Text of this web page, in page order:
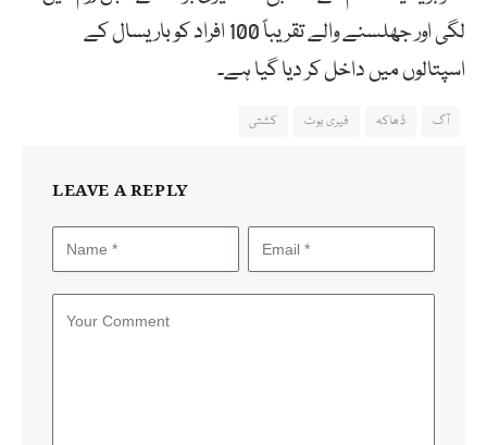
لگی اور جھلسنے والے تقریباً 100 افراد کو باریسال کے
اسپتالوں میں داخل کر دیا گیا ہے۔
آگ ڈھاکہ فیری بوٹ کشتی
LEAVE A REPLY